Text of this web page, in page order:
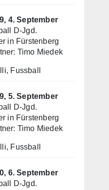
, 4. September
D-Jgd.
in Fürstenberg
Timo Miedek
, Fussball
, 5. September
D-Jgd.
in Fürstenberg
Timo Miedek
, Fussball
, 6. September
D-Jgd.